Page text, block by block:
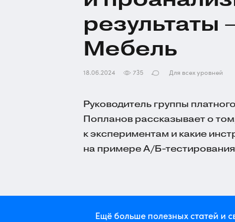
результаты
Мебель
18.06.2024 735 Для всех уровней
Руководитель группы
Попланов рассказывает о
к экспериментам и какие
на примере А/Б-
Ещё больше полезных статей и